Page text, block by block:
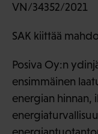
VN/34352/2021
SAK kiittää
Posiva Oy:n
ensimmäinen
energian hinnan,